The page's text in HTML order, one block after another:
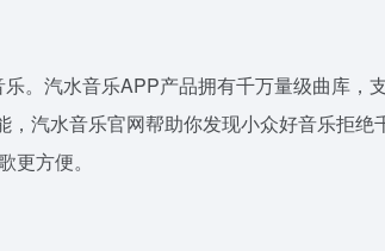
。汽水音乐APP产品拥有千万量级曲库，
汽水音乐官网帮助你发现小众好音乐拒绝
方便。